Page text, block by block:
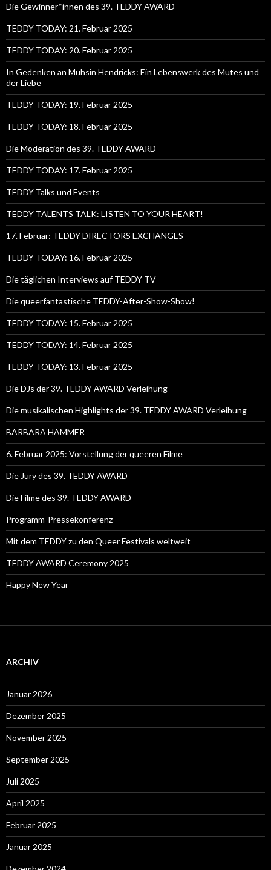
Die Gewinner*innen des 39. TEDDY AWARD
TEDDY TODAY: 21. Februar 2025
TEDDY TODAY: 20. Februar 2025
In Gedenken an Muhsin Hendricks: Ein Lebenswerk des Mutes und
der Liebe
TEDDY TODAY: 19. Februar 2025
TEDDY TODAY: 18. Februar 2025
Die Moderation des 39. TEDDY AWARD
TEDDY TODAY: 17. Februar 2025
TEDDY Talks und Events
TEDDY TALENTS TALK: LISTEN TO YOUR HEART!
17. Februar: TEDDY DIRECTORS EXCHANGES
TEDDY TODAY: 16. Februar 2025
Die täglichen Interviews auf TEDDY TV
Die queerfantastische TEDDY-After-Show-Show!
TEDDY TODAY: 15. Februar 2025
TEDDY TODAY: 14. Februar 2025
TEDDY TODAY: 13. Februar 2025
Die DJs der 39. TEDDY AWARD Verleihung
Die musikalischen Highlights der 39. TEDDY AWARD Verleihung
BARBARA HAMMER
6. Februar 2025: Vorstellung der queeren Filme
Die Jury des 39. TEDDY AWARD
Die Filme des 39. TEDDY AWARD
Programm-Pressekonferenz
Mit dem TEDDY zu den Queer Festivals weltweit
TEDDY AWARD Ceremony 2025
Happy New Year
ARCHIV
Januar 2026
Dezember 2025
November 2025
September 2025
Juli 2025
April 2025
Februar 2025
Januar 2025